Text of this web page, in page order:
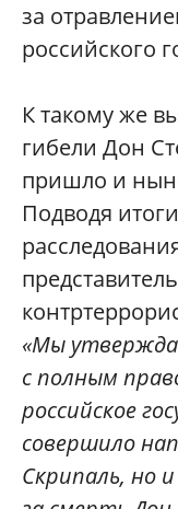
за
российского
К такому же
гибели Дон
пришло и
Подводя
«Мы
с полным
российское
совершило
Скрипаль, но